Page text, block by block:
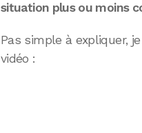
situation plus ou moins
Pas simple à expliquer,
vidéo :